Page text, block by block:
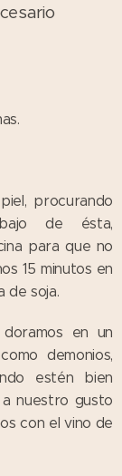
procurando
de ésta,
para que no
15 minutos en
de soja.
en un
demonios,
estén bien
a nuestro gusto
con el vino de